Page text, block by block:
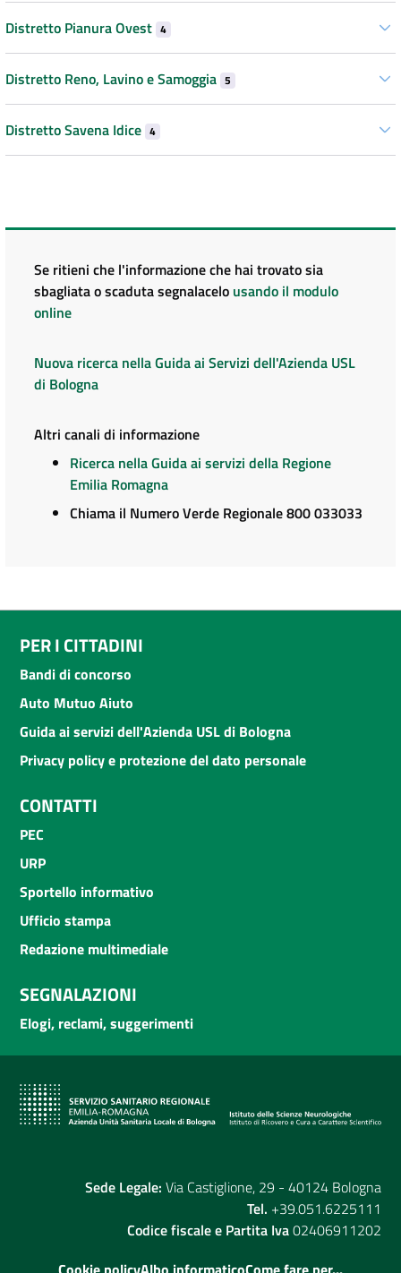
Distretto Pianura Ovest 4
Distretto Reno, Lavino e Samoggia 5
Distretto Savena Idice 4
Se ritieni che l'informazione che hai trovato sia
sbagliata o scaduta segnalacelo usando il modulo
online
Nuova ricerca nella Guida ai Servizi dell'Azienda USL
di Bologna
Altri canali di informazione
Ricerca nella Guida ai servizi della Regione
Emilia Romagna
Chiama il Numero Verde Regionale 800 033033
PER I CITTADINI
Bandi di concorso
Auto Mutuo Aiuto
Guida ai servizi dell'Azienda USL di Bologna
Privacy policy e protezione del dato personale
CONTATTI
PEC
URP
Sportello informativo
Ufficio stampa
Redazione multimediale
SEGNALAZIONI
Elogi, reclami, suggerimenti
Sede Legale: Via Castiglione, 29 - 40124 Bologna
Tel. +39.051.6225111
Codice fiscale e Partita Iva02406911202